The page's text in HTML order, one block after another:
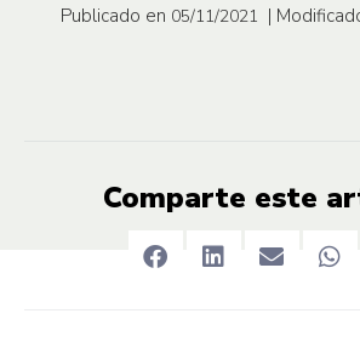
Publicado en 05/11/2021 |
Comparte este